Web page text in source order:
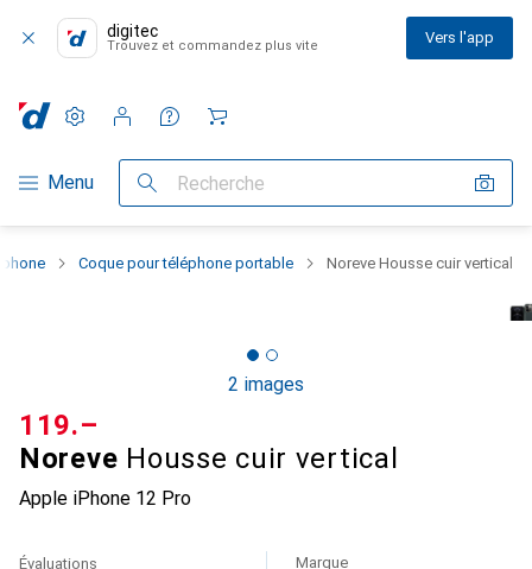
digitec
Trouvez et commandez plus vite Vers l'app
Navigation par catégorie
Menu Recherche
Paramètres
Compte client
Listes de comparaison
Listes d'envies
Panier
Coque pour téléphone portable Noreve Housse cuir vertical
2 images
Noreve Housse cuir vertical
Apple iPhone 12 Pro
CHF
119.–
Évaluations Marque